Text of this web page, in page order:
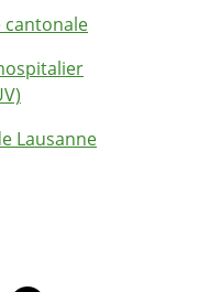
cantonale
Lausanne